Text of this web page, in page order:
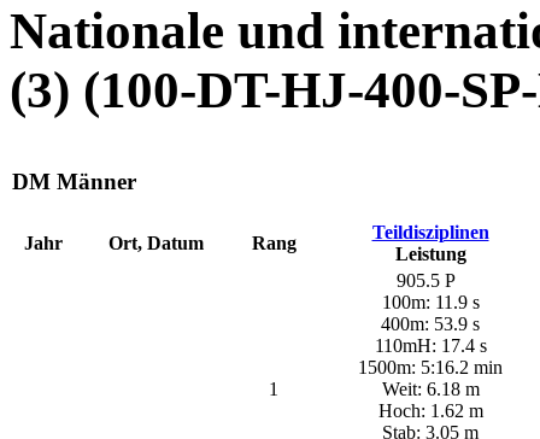
Nationale und
(3) (100-DT-HJ-400-
DM Männer
Jahr Ort, Datum Rang
Teildisziplinen
Leistung
1
905.5 P
100m: 11.9 s
400m: 53.9 s
110mH: 17.4 s
1500m: 5:16.2 min
Weit: 6.18 m
Hoch: 1.62 m
Stab: 3.05 m